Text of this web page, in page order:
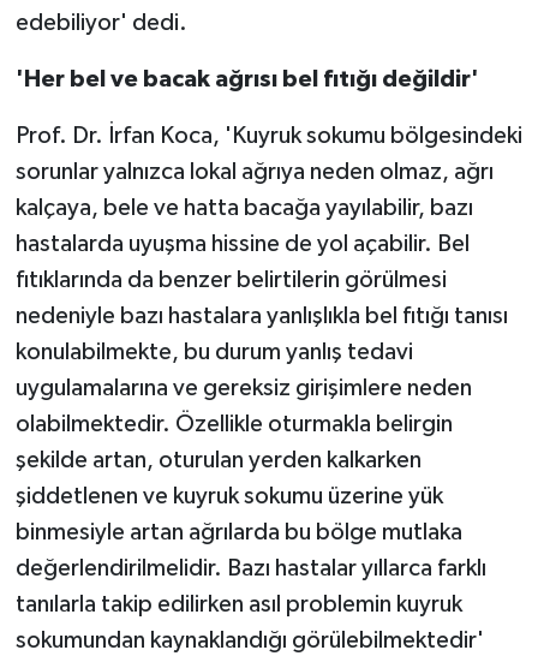
edebiliyor' dedi.
'Her bel ve bacak ağrısı bel fıtığı değildir'
Prof. Dr. İrfan Koca, 'Kuyruk sokumu bölgesindeki
sorunlar yalnızca lokal ağrıya neden olmaz, ağrı
kalçaya, bele ve hatta bacağa yayılabilir, bazı
hastalarda uyuşma hissine de yol açabilir. Bel
fıtıklarında da benzer belirtilerin görülmesi
nedeniyle bazı hastalara yanlışlıkla bel fıtığı tanısı
konulabilmekte, bu durum yanlış tedavi
uygulamalarına ve gereksiz girişimlere neden
olabilmektedir. Özellikle oturmakla belirgin
şekilde artan, oturulan yerden kalkarken
şiddetlenen ve kuyruk sokumu üzerine yük
binmesiyle artan ağrılarda bu bölge mutlaka
değerlendirilmelidir. Bazı hastalar yıllarca farklı
tanılarla takip edilirken asıl problemin kuyruk
sokumundan kaynaklandığı görülebilmektedir'